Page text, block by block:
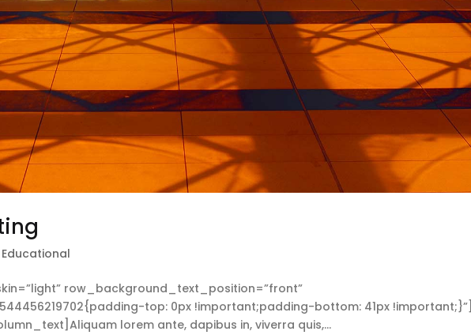
Educational
row_background_text_position=”front”
top: 0px !important;padding-bottom: 41px !important;}”]
lorem ante, dapibus in, viverra quis,...